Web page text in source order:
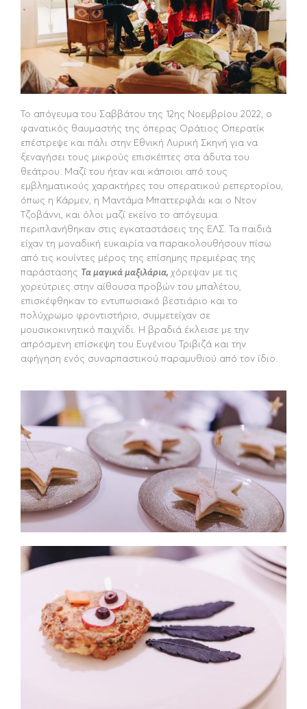
Το απόγευμα του Σαββάτου της 12ης Νοεμβρίου 2022, ο
φανατικός θαυμαστής της όπερας Οράτιος Οπερατίκ
επέστρεψε και πάλι στην Εθνική Λυρική Σκηνή για να
ξεναγήσει τους μικρούς επισκέπτες στα άδυτα του
θεάτρου. Μαζί του ήταν και κάποιοι από τους
εμβληματικούς χαρακτήρες του οπερατικού ρεπερτορίου,
όπως η Κάρμεν, η Μαντάμα Μπαττερφλάι και ο Ντον
Τζοβάννι, και όλοι μαζί εκείνο το απόγευμα
περιπλανήθηκαν στις εγκαταστάσεις της ΕΛΣ. Τα παιδιά
είχαν τη μοναδική ευκαιρία να παρακολουθήσουν πίσω
από τις κουίντες μέρος της επίσημης πρεμιέρας της
παράστασης Τα μαγικά μαξιλάρια, χόρεψαν με τις
χορεύτριες στην αίθουσα προβών του μπαλέτου,
επισκέφθηκαν το εντυπωσιακό βεστιάριο και το
πολύχρωμο φροντιστήριο, συμμετείχαν σε
μουσικοκινητικό παιχνίδι. Η βραδιά έκλεισε με την
απρόσμενη επίσκεψη του Ευγένιου Τριβιζά και την
αφήγηση ενός συναρπαστικού παραμυθιού από τον ίδιο.